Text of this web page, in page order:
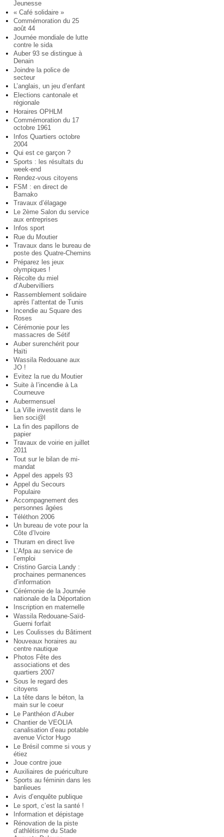
Jeunesse
« Café solidaire »
Commémoration du 25
août 44
Journée mondiale de lutte
contre le sida
Auber 93 se distingue à
Denain
Joindre la police de
secteur
L’anglais, un jeu d’enfant
Elections cantonale et
régionale
Horaires OPHLM
Commémoration du 17
octobre 1961
Infos Quartiers octobre
2004
Qui est ce garçon ?
Sports : les résultats du
week-end
Rendez-vous citoyens
FSM : en direct de
Bamako
Travaux d’élagage
Le 2ème Salon du service
aux entreprises
Infos sport
Rue du Moutier
Travaux dans le bureau de
poste des Quatre-Chemins
Préparez les jeux
olympiques !
Récolte du miel
d’Aubervilliers
Rassemblement solidaire
après l’attentat de Tunis
Incendie au Square des
Roses
Cérémonie pour les
massacres de Sétif
Auber surenchérit pour
Haïti
Wassila Redouane aux
JO !
Evitez la rue du Moutier
Suite à l’incendie à La
Courneuve
Aubermensuel
La Ville investit dans le
lien soci@l
La fin des papillons de
papier
Travaux de voirie en juillet
2011
Tout sur le bilan de mi-
mandat
Appel des appels 93
Appel du Secours
Populaire
Accompagnement des
personnes âgées
Téléthon 2006
Un bureau de vote pour la
Côte d’Ivoire
Thuram en direct live
L’Afpa au service de
l’emploi
Cristino Garcia Landy :
prochaines permanences
d’information
Cérémonie de la Journée
nationale de la Déportation
Inscription en maternelle
Wassila Redouane-Saïd-
Guerni forfait
Les Coulisses du Bâtiment
Nouveaux horaires au
centre nautique
Photos Fête des
associations et des
quartiers 2007
Sous le regard des
citoyens
La tête dans le béton, la
main sur le coeur
Le Panthéon d’Auber
Chantier de VEOLIA
canalisation d’eau potable
avenue Victor Hugo
Le Brésil comme si vous y
étiez
Joue contre joue
Auxiliaires de puériculture
Sports au féminin dans les
banlieues
Avis d’enquête publique
Le sport, c’est la santé !
Information et dépistage
Rénovation de la piste
d’athlétisme du Stade